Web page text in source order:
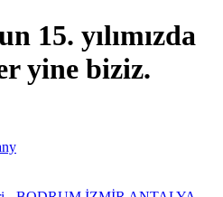
15. yılımızda
yine biziz.